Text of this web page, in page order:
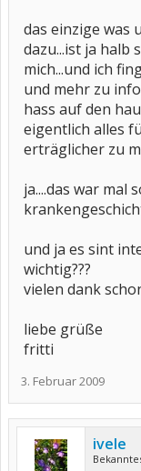
das einzige was
dazu...ist ja halb
mich...und ich
und mehr zu
hass auf den
eigentlich alles
erträglicher zu
ja....das war mal
und ja es sint
wichtig???
vielen dank
liebe grüße
fritti
3. Februar 2009
ivele